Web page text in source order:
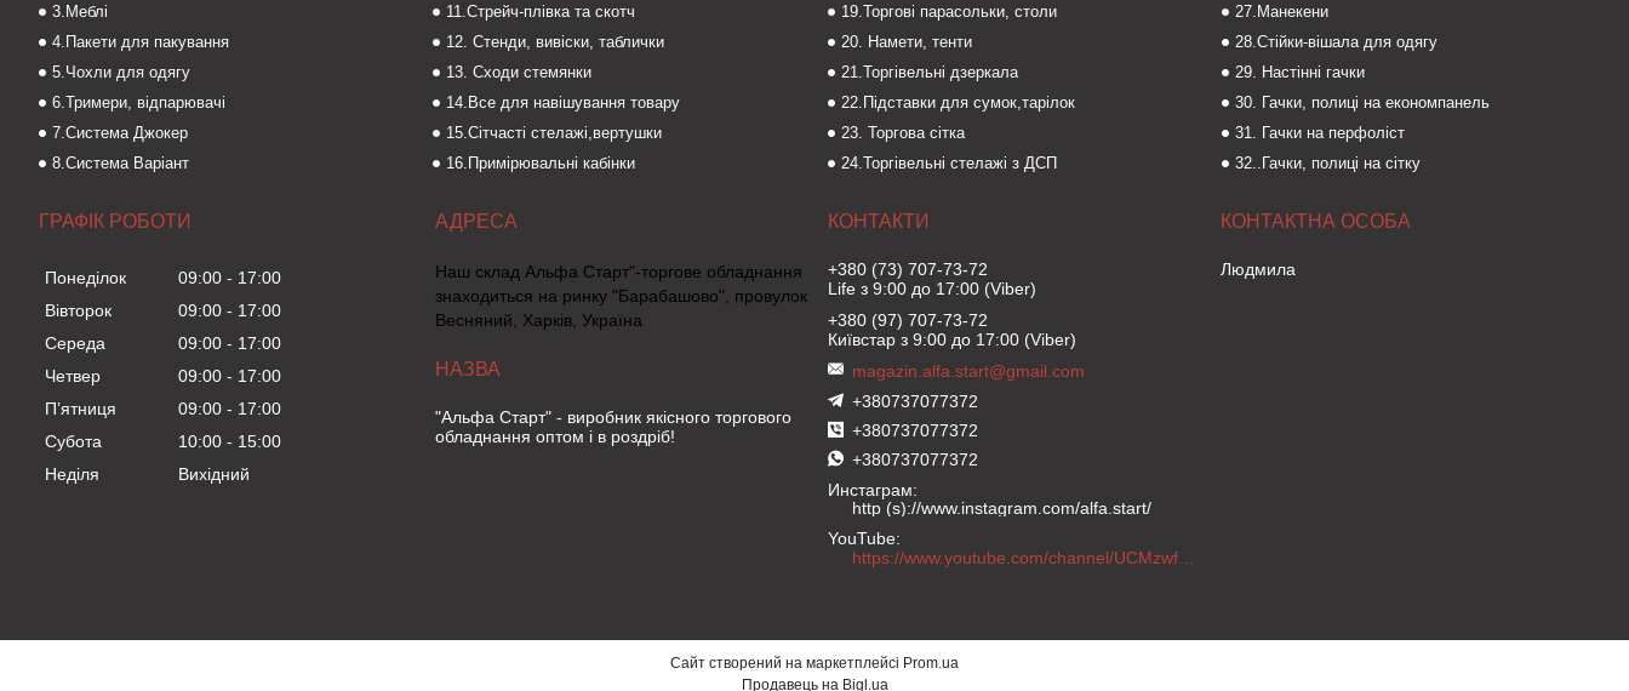
3.Меблі
4.Пакети для пакування
5.Чохли для одягу
6.Тримери, відпарювачі
7.Система Джокер
8.Система Варіант
11.Стрейч-плівка та скотч
12. Стенди, вивіски, таблички
13. Сходи стемянки
14.Все для навішування товару
15.Сітчасті стелажі,вертушки
16.Примірювальні кабінки
19.Торгові парасольки, столи
20. Намети, тенти
21.Торгівельні дзеркала
22.Підставки для сумок,тарілок
23. Торгова сітка
24.Торгівельні стелажі з ДСП
27.Манекени
28.Стійки-вішала для одягу
29. Настінні гачки
30. Гачки, полиці на економпанель
31. Гачки на перфоліст
32..Гачки, полиці на сітку
ГРАФІК РОБОТИ
Понеділок 09:00
17:00
Вівторок
09:00
17:00
Середа
09:00
17:00
Четвер
09:00
17:00
Пʼятниця
09:00
17:00
Субота
10:00
15:00
Неділя
Вихідний
Наш склад Альфа Старт"-торгове обладнання
знаходиться на ринку "Барабашово", провулок
Весняний, Харків, Україна
"Альфа Старт" - виробник якісного торгового
обладнання оптом і в роздріб!
+380 (73) 707-73-72
Life з 9:00 до 17:00 (Viber)
+380 (97) 707-73-72
Київстар з 9:00 до 17:00 (Viber)
magazin.alfa.start@gmail.com
+380737077372
+380737077372
+380737077372
Инстаграм
http (s)://www.instagram.com/alfa.start/
YouTube
https://www.youtube.com/channel/UCMzwfuPdxogFIKF_nELVFNw
Людмила
Сайт створений на маркетплейсі Prom.ua
Продавець на Bigl.ua